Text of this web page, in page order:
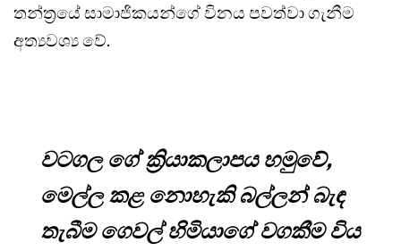
තන්ත්‍රයේ සාමාජිකයන්ගේ විනය පවත්වා ගැනීම
අත්‍යවශ්‍ය වේ.
වටගල ගේ ක්‍රියාකලාපය හමුවේ,
මෙල්ල කළ නොහැකි බල්ලන් බැඳ
තැබීම ගෙවල් හිමියාගේ වගකීම විය